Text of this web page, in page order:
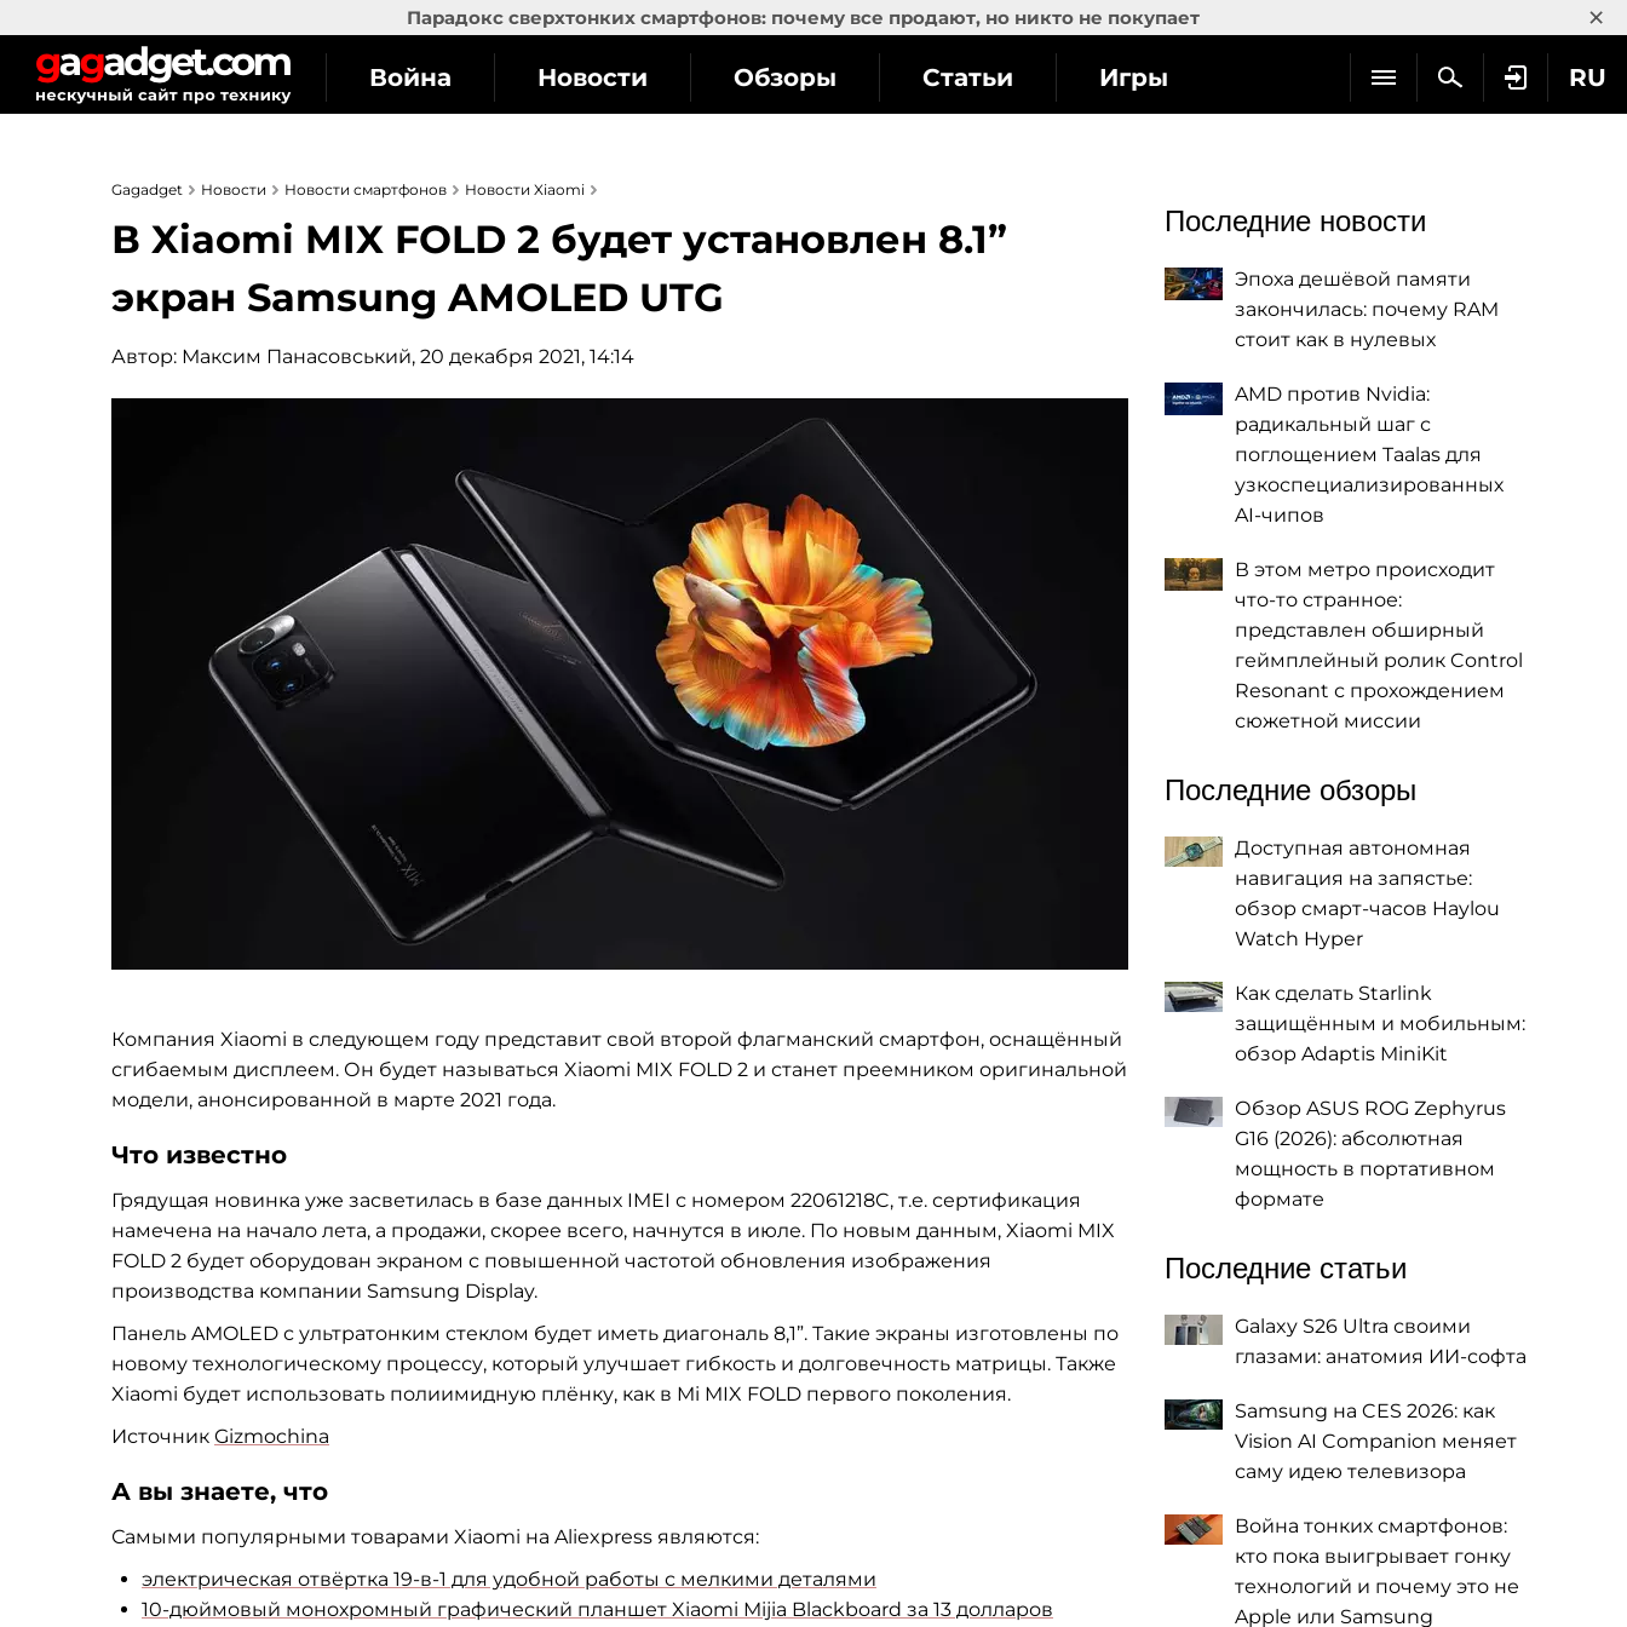
Парадокс сверхтонких смартфонов: почему все продают, но никто не покупает ×
RU
Война Новости Обзоры Статьи Игры
Gagadget Новости Новости смартфонов Новости Xiaomi
В Xiaomi MIX FOLD 2 будет установлен 8.1”
экран Samsung AMOLED UTG
Автор: Максим Панасовський, 20 декабря 2021, 14:14
Компания Xiaomi в следующем году представит свой второй флагманский смартфон, оснащённый
сгибаемым дисплеем. Он будет называться Xiaomi MIX FOLD 2 и станет преемником оригинальной
модели, анонсированной в марте 2021 года.
Что известно
Грядущая новинка уже засветилась в базе данных IMEI с номером 22061218C, т.е. сертификация
намечена на начало лета, а продажи, скорее всего, начнутся в июле. По новым данным, Xiaomi MIX
FOLD 2 будет оборудован экраном с повышенной частотой обновления изображения
производства компании Samsung Display.
Панель AMOLED с ультратонким стеклом будет иметь диагональ 8,1”. Такие экраны изготовлены по
новому технологическому процессу, который улучшает гибкость и долговечность матрицы. Также
Xiaomi будет использовать полиимидную плёнку, как в Mi MIX FOLD первого поколения.
Источник Gizmochina
А вы знаете, что
Самыми популярными товарами Xiaomi на Aliexpress являются:
электрическая отвёртка 19-в-1 для удобной работы с мелкими деталями
10-дюймовый монохромный графический планшет Xiaomi Mijia Blackboard за 13 долларов
Последние новости
Эпоха дешёвой памяти
закончилась: почему RAM
стоит как в нулевых
AMD против Nvidia:
радикальный шаг с
поглощением Taalas для
узкоспециализированных
AI-чипов
В этом метро происходит
что-то странное:
представлен обширный
геймплейный ролик Control
Resonant с прохождением
сюжетной миссии
Последние обзоры
Доступная автономная
навигация на запястье:
обзор смарт-часов Haylou
Watch Hyper
Как сделать Starlink
защищённым и мобильным:
обзор Adaptis MiniKit
Обзор ASUS ROG Zephyrus
G16 (2026): абсолютная
мощность в портативном
формате
Последние статьи
Galaxy S26 Ultra своими
глазами: анатомия ИИ-софта
Samsung на CES 2026: как
Vision AI Companion меняет
саму идею телевизора
Война тонких смартфонов:
кто пока выигрывает гонку
технологий и почему это не
Apple или Samsung